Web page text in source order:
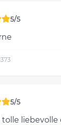
5/5
5/5
tolle